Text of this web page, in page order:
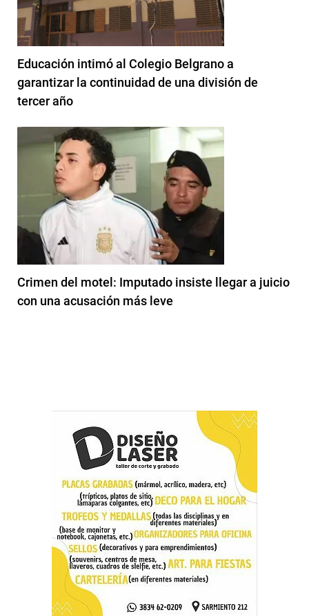
Educación intimó al Colegio Belgrano a
garantizar la continuidad de una división de
tercer año
Crimen del motel: Imputado insiste llegar a juicio
con una acusación más leve